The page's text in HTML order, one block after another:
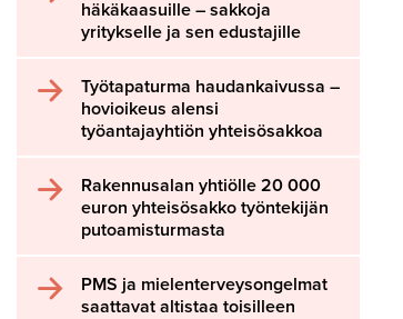
häkäkaasuille – sakkoja
yritykselle ja sen edustajille
Työtapaturma haudankaivussa –
hovioikeus alensi
työantajayhtiön yhteisösakkoa
Rakennusalan yhtiölle 20 000
euron yhteisösakko työntekijän
putoamisturmasta
PMS ja mielenterveysongelmat
saattavat altistaa toisilleen